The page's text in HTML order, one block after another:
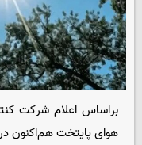
براساس اعلام شرکت
هوای پایتخت هم‌اکنون